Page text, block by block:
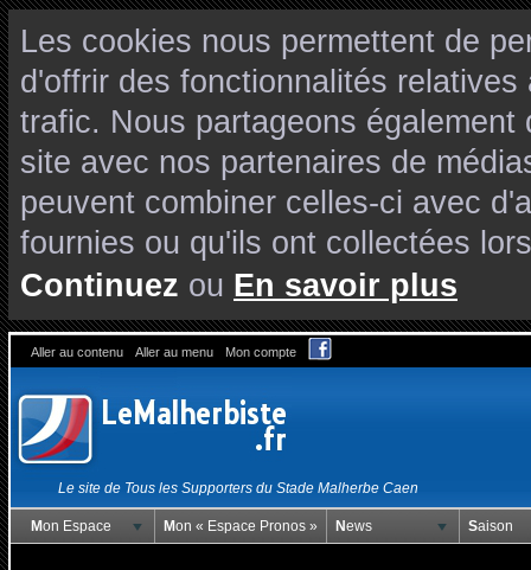
Les cookies nous permettent de
d'offrir des fonctionnalités
trafic. Nous partageons
site avec nos partenaires de
peuvent combiner celles-ci avec
fournies ou qu'ils ont collectées
Continuez ou En savoir plus
Aller au contenu Aller au menu Mon compte
Le site de Tous les Supporters du Stade Malherbe Caen
Mon Espace Mon « Espace Pronos » News Saison